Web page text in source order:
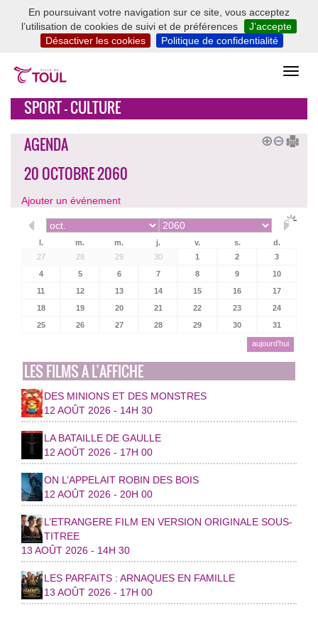
En poursuivant votre navigation sur ce site, vous acceptez
l’utilisation de cookies de suivi et de préférences
J’accepte
Désactiver les cookies
Politique de confidentialité
SPORT - CULTURE
AGENDA
20 OCTOBRE 2060
Ajouter un événement
l. m. m. j. v. s.
d.
27
28 29 30 1 2
3
4
5 6 7 8 9
10
11
12 13 14 15 16
17
18
19 20 21 22 23
24
25
26 27 28 29 30 31
aujourd’hui
LES FILMS A L’AFFICHE
DES MINIONS ET DES MONSTRES
12 AOÛT 2026 - 14H 30
LA BATAILLE DE GAULLE
12 AOÛT 2026 - 17H 00
ON L’APPELAIT ROBIN DES BOIS
12 AOÛT 2026 - 20H 00
L’ETRANGERE FILM EN VERSION ORIGINALE SOUS-
TITREE
13 AOÛT 2026 - 14H 30
LES PARFAITS : ARNAQUES EN FAMILLE
13 AOÛT 2026 - 17H 00